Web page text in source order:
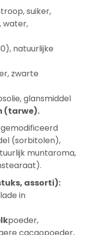
suiker,
, water,
natuurlijke
zwarte
glansmiddel
(tarwe).
(sorbitolen),
muntaroma,
assorti):
in
poeder,
cacaopoeder,